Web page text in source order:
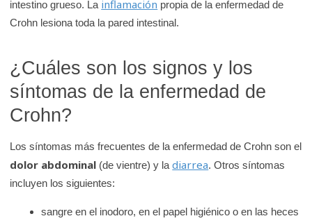
c
a
K
i
d
H
e
a
intestino grueso. La inflamación propia de la enfermedad de
Crohn lesiona toda la pared intestinal.
¿Cuáles son los signos y los
síntomas de la enfermedad de
Crohn?
Los síntomas más frecuentes de la enfermedad de Crohn son el
dolor abdominal (de vientre) y ladiarrea. Otros síntomas
incluyen los siguientes:
sangre en el inodoro, en el papel higiénico o en las heces